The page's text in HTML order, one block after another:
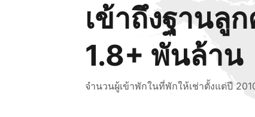
เข้าถึงฐานลู
1.8+ พันล้าน
จำนวนผู้เข้าพักในที่พักให้เช่าตั้งแต่ปี